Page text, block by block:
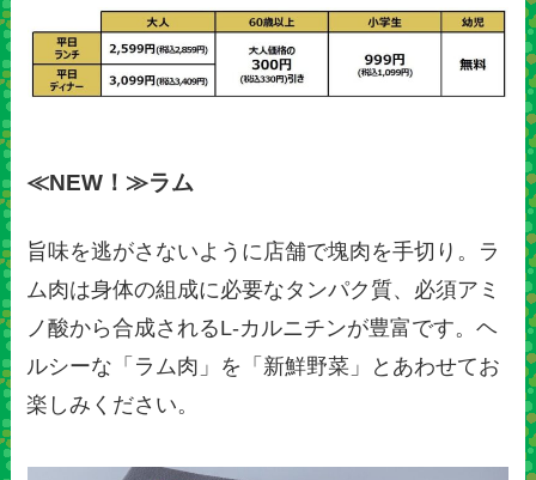
≪NEW！≫ラム
旨味を逃がさないように店舗で塊肉を手切り。ラ
ム肉は身体の組成に必要なタンパク質、必須アミ
ノ酸から合成されるL-カルニチンが豊富です。ヘ
ルシーな「ラム肉」を「新鮮野菜」とあわせてお
楽しみください。